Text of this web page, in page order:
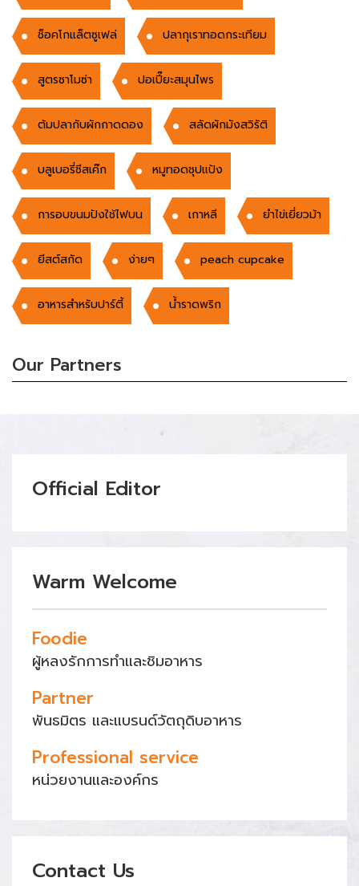
ช็อคโกแล็ตซูเฟล่ ปลากุเราทอดกระเทียม
สูตรซาโมซ่า ปอเปี๊ยะสมุนไพร
ต้มปลากับผักกาดดอง สลัดผักมังสวิรัติ
บลูเบอรี่ชีสเค๊ก หมูทอดชุปแป้ง
การอบขนมปังใช้ไฟบน เกาหลี ยำไข่เยี่ยวม้า
ยีสต์สกัด ง่ายๆ peach cupcake
อาหารสำหรับปาร์ตี้ น้ำราดพริก
Our Partners
Official Editor
Warm Welcome
Foodie
ผู้หลงรักการทำและชิมอาหาร
Partner
พันธมิตร และแบรนด์วัตถุดิบอาหาร
Professional service
หน่วยงานและองค์กร
Contact Us